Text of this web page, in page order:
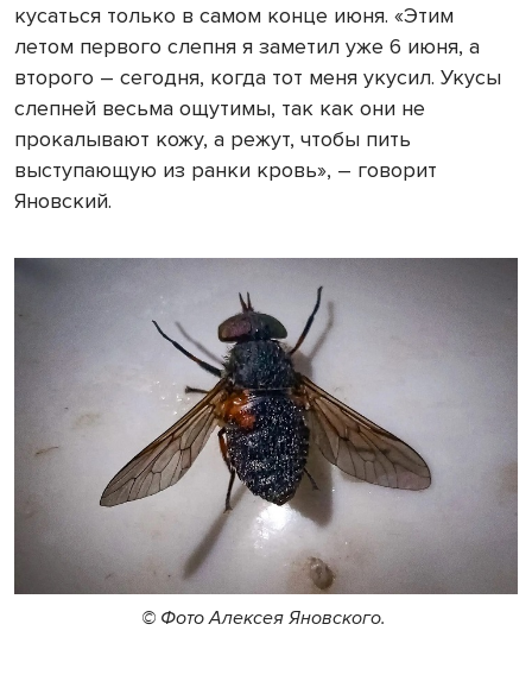
кусаться только в самом конце июня. «Этим
летом первого слепня я заметил уже 6 июня, а
второго – сегодня, когда тот меня укусил. Укусы
слепней весьма ощутимы, так как они не
прокалывают кожу, а режут, чтобы пить
выступающую из ранки кровь», – говорит
Яновский.
© Фото Алексея Яновского.